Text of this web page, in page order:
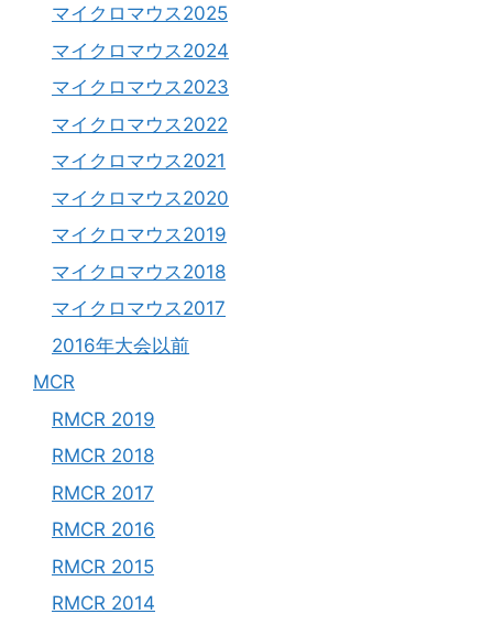
マイクロマウス2025
マイクロマウス2024
マイクロマウス2023
マイクロマウス2022
マイクロマウス2021
マイクロマウス2020
マイクロマウス2019
マイクロマウス2018
マイクロマウス2017
2016年大会以前
MCR
RMCR 2019
RMCR 2018
RMCR 2017
RMCR 2016
RMCR 2015
RMCR 2014